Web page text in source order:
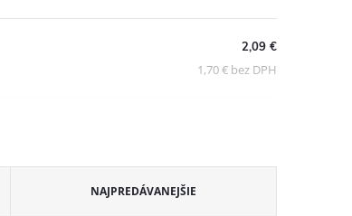
2,09 €
1,70 € bez DPH
NAJPREDÁVANEJŠIE